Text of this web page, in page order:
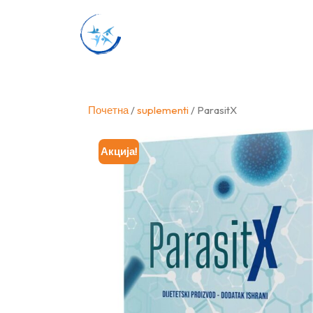
Почетна/suplementi/ ParasitX
Акција!